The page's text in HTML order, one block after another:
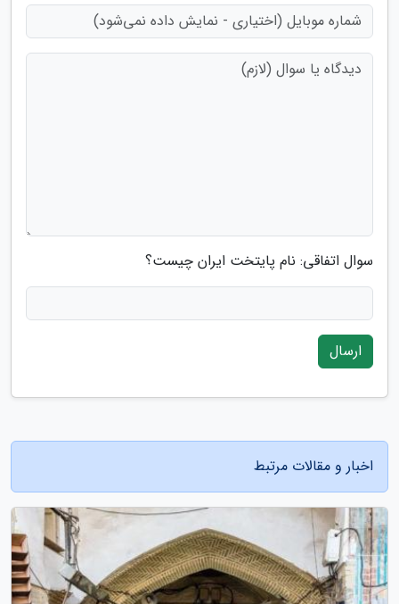
سوال اتفاقی: نام پایتخت ایران چیست؟
ارسال
اخبار و مقالات مرتبط